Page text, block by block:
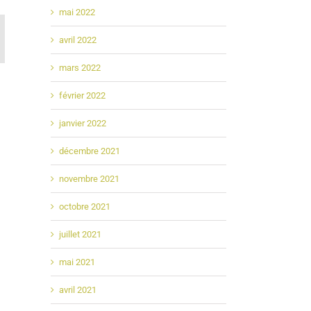
mai 2022
avril 2022
mars 2022
février 2022
janvier 2022
décembre 2021
novembre 2021
octobre 2021
juillet 2021
mai 2021
avril 2021